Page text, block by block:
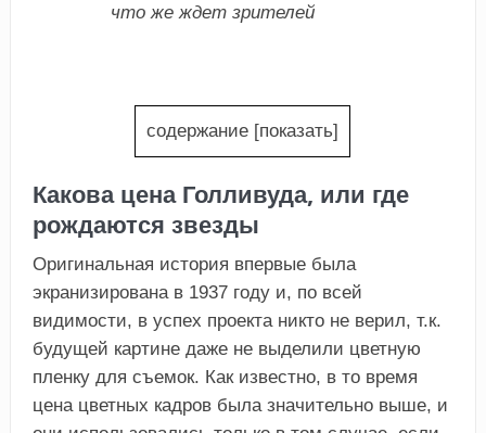
что же ждет зрителей
содержание [показать]
Какова цена Голливуда, или где
рождаются звезды
Оригинальная история впервые была
экранизирована в 1937 году и, по всей
видимости, в успех проекта никто не верил, т.к.
будущей картине даже не выделили цветную
пленку для съемок. Как известно, в то время
цена цветных кадров была значительно выше, и